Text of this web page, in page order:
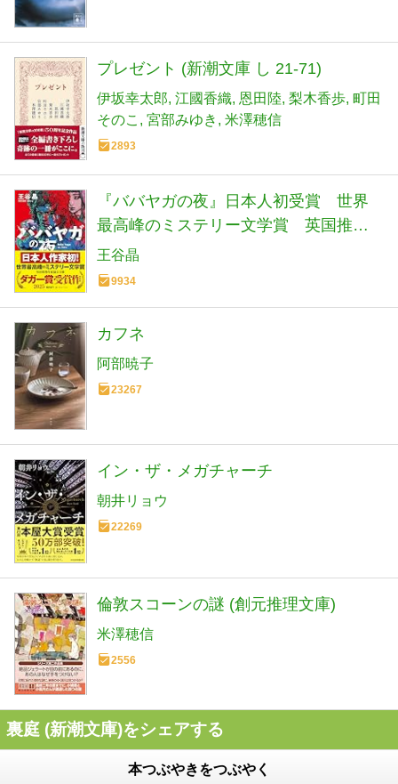
プレゼント (新潮文庫 し 21-71)
伊坂幸太郎 江國香織 恩田陸 梨木香歩 町田
そのこ
宮部みゆき 米澤穂信
2893
『ババヤガの夜』日本人初受賞 世界
最高峰のミステリー文学賞 英国推理
作家協会賞(ダガー賞） (河出文庫 お 46-
1)
王谷晶
9934
カフネ
阿部暁子
23267
イン・ザ・メガチャーチ
朝井リョウ
22269
倫敦スコーンの謎 (創元推理文庫)
米澤穂信
2556
裏庭 (新潮文庫)をシェアする
本つぶやきをつぶやく